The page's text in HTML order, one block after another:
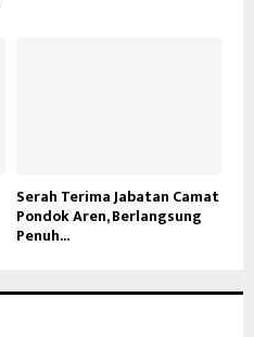
Serah Terima Jabatan Camat
Pondok Aren, Berlangsung
Penuh...